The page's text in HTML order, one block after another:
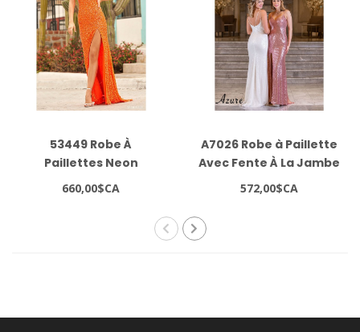
53449 Robe À
Paillettes Neon
Orange
660,00$CA
A7026 Robe à Paillette
Avec Fente À La Jambe
Rose
572,00$CA